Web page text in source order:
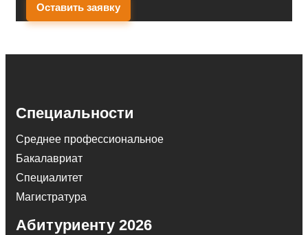
Оставить заявку
Специальности
Среднее профессиональное
Бакалавриат
Специалитет
Магистратура
Абитуриенту 2026